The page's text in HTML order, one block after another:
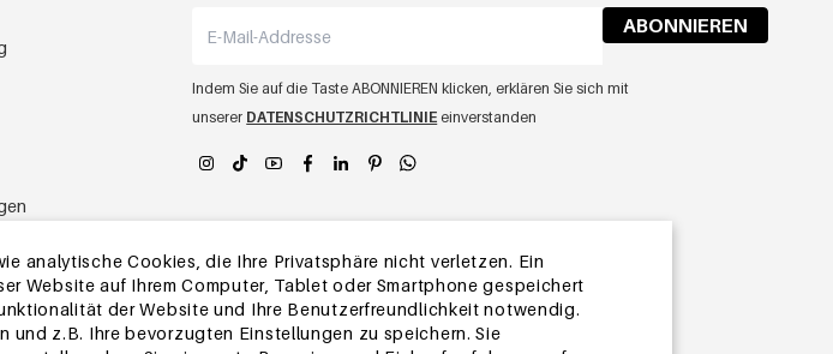
analytische Cookies, die Ihre Privatsphäre nicht verletzen. Ein
Website auf Ihrem Computer, Tablet oder Smartphone gespeichert
der Website und Ihre Benutzerfreundlichkeit notwendig.
und z.B. Ihre bevorzugten Einstellungen zu speichern. Sie
ABONNIEREN
Indem Sie auf die Taste ABONNIEREN klicken, erklären Sie sich mit
unserer DATENSCHUTZRICHTLINIE einverstanden
YEHWANG app